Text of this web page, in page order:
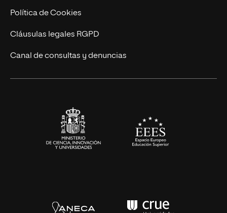
Cursos Universitarios
Actualidad
UNIR Revista
Eventos
Política de Cookies
Cláusulas legales RGPD
Canal de consultas y denuncias